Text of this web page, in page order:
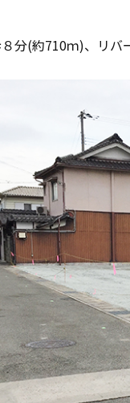
分(約710ｍ)、リ